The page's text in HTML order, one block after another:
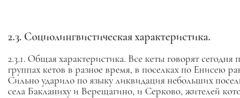
2.3. Социолингвистическая характеристика.
2.3.1. Общая характеристика. Все кеты говорят
группах кетов в разное время, в поселках по Енисею
Сильно ударило по языку ликвидация небольших
села Бакланиху и Верещагино, и Серково, жителей